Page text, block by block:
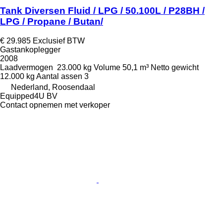
Tank Diversen Fluid / LPG / 50.100L / P28BH /
LPG / Propane / Butan/
€ 29.985 Exclusief BTW
Gastankoplegger
2008
Laadvermogen 23.000 kg Volume 50,1 m³ Netto gewicht
12.000 kg Aantal assen 3
Nederland, Roosendaal
Equipped4U BV
Contact opnemen met verkoper